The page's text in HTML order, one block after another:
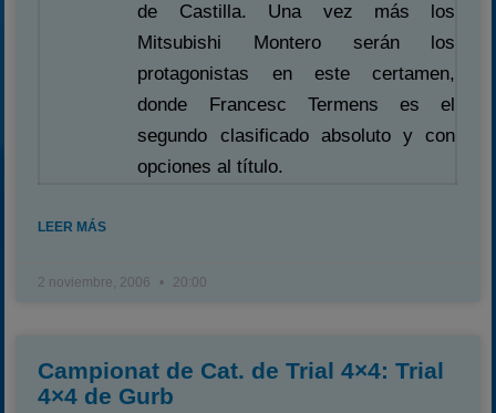
de Castilla. Una vez más los
Mitsubishi Montero serán los
protagonistas en este certamen,
donde Francesc Termens es el
segundo clasificado absoluto y con
opciones al título.
LEER MÁS
2 noviembre, 2006 20:00
Campionat de Cat. de Trial 4×4: Trial
4×4 de Gurb